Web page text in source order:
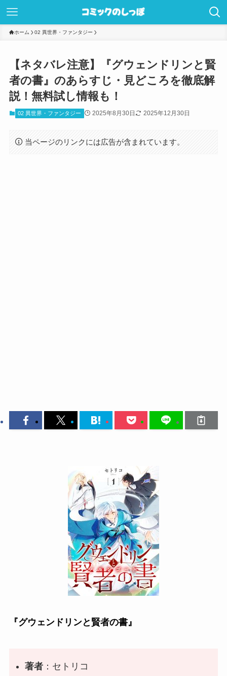
ホーム 02 異世界・ファンタジー
【ネタバレ注意】『グウェンドリンと賢
者の書』のあらすじ・見どころを徹底解
説！無料試し情報も！
02 異世界・ファンタジー 2025年8月30日 2025年12月30日
当ページのリンクには広告が含まれています。
『グウェンドリンと賢者の書』
著者 ： セトリコ